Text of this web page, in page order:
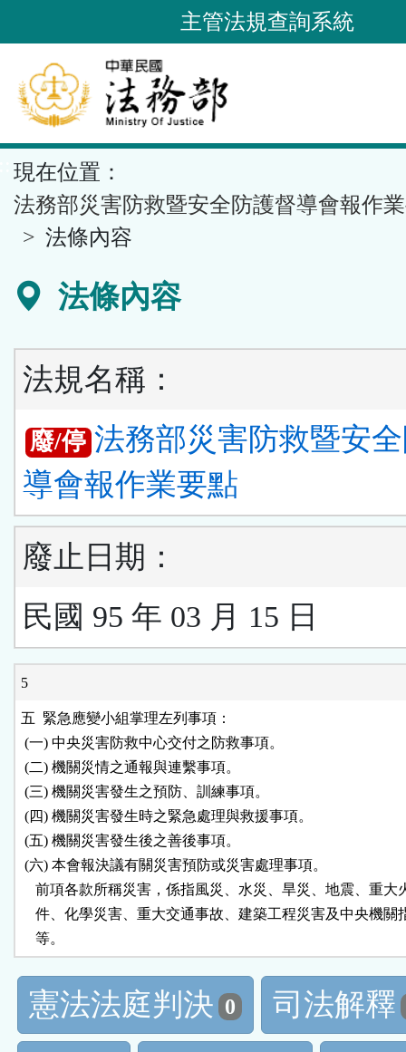
到
要
內
容
區
塊
主管法規查詢系統
現在位置：
法務部災害防救暨安全防護督導會報作
法條內容
法條內容
法規名稱：
廢/停 法務部災害防救暨安
導會報作業要點
廢止日期：
民國 95 年 03 月 15 日
5
五  緊急應變小組掌理左列事項：
(一) 中央災害防救中心交付之防救事項。
(二) 機關災情之通報與連繫事項。
(三) 機關災害發生之預防、訓練事項。
(四) 機關災害發生時之緊急處理與救援事項。
(五) 機關災害發生後之善後事項。
(六) 本會報決議有關災害預防或災害處理事項。
前項各款所稱災害，係指風災、水災、旱災、地震、重大
件、化學災害、重大交通事故、建築工程災害及中央機關
    等。
憲法法庭判決 0
司法解釋